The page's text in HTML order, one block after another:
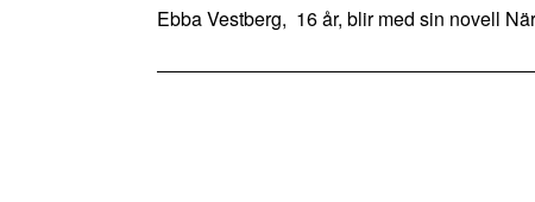
Ebba Vestberg, 16 år, blir med sin novell